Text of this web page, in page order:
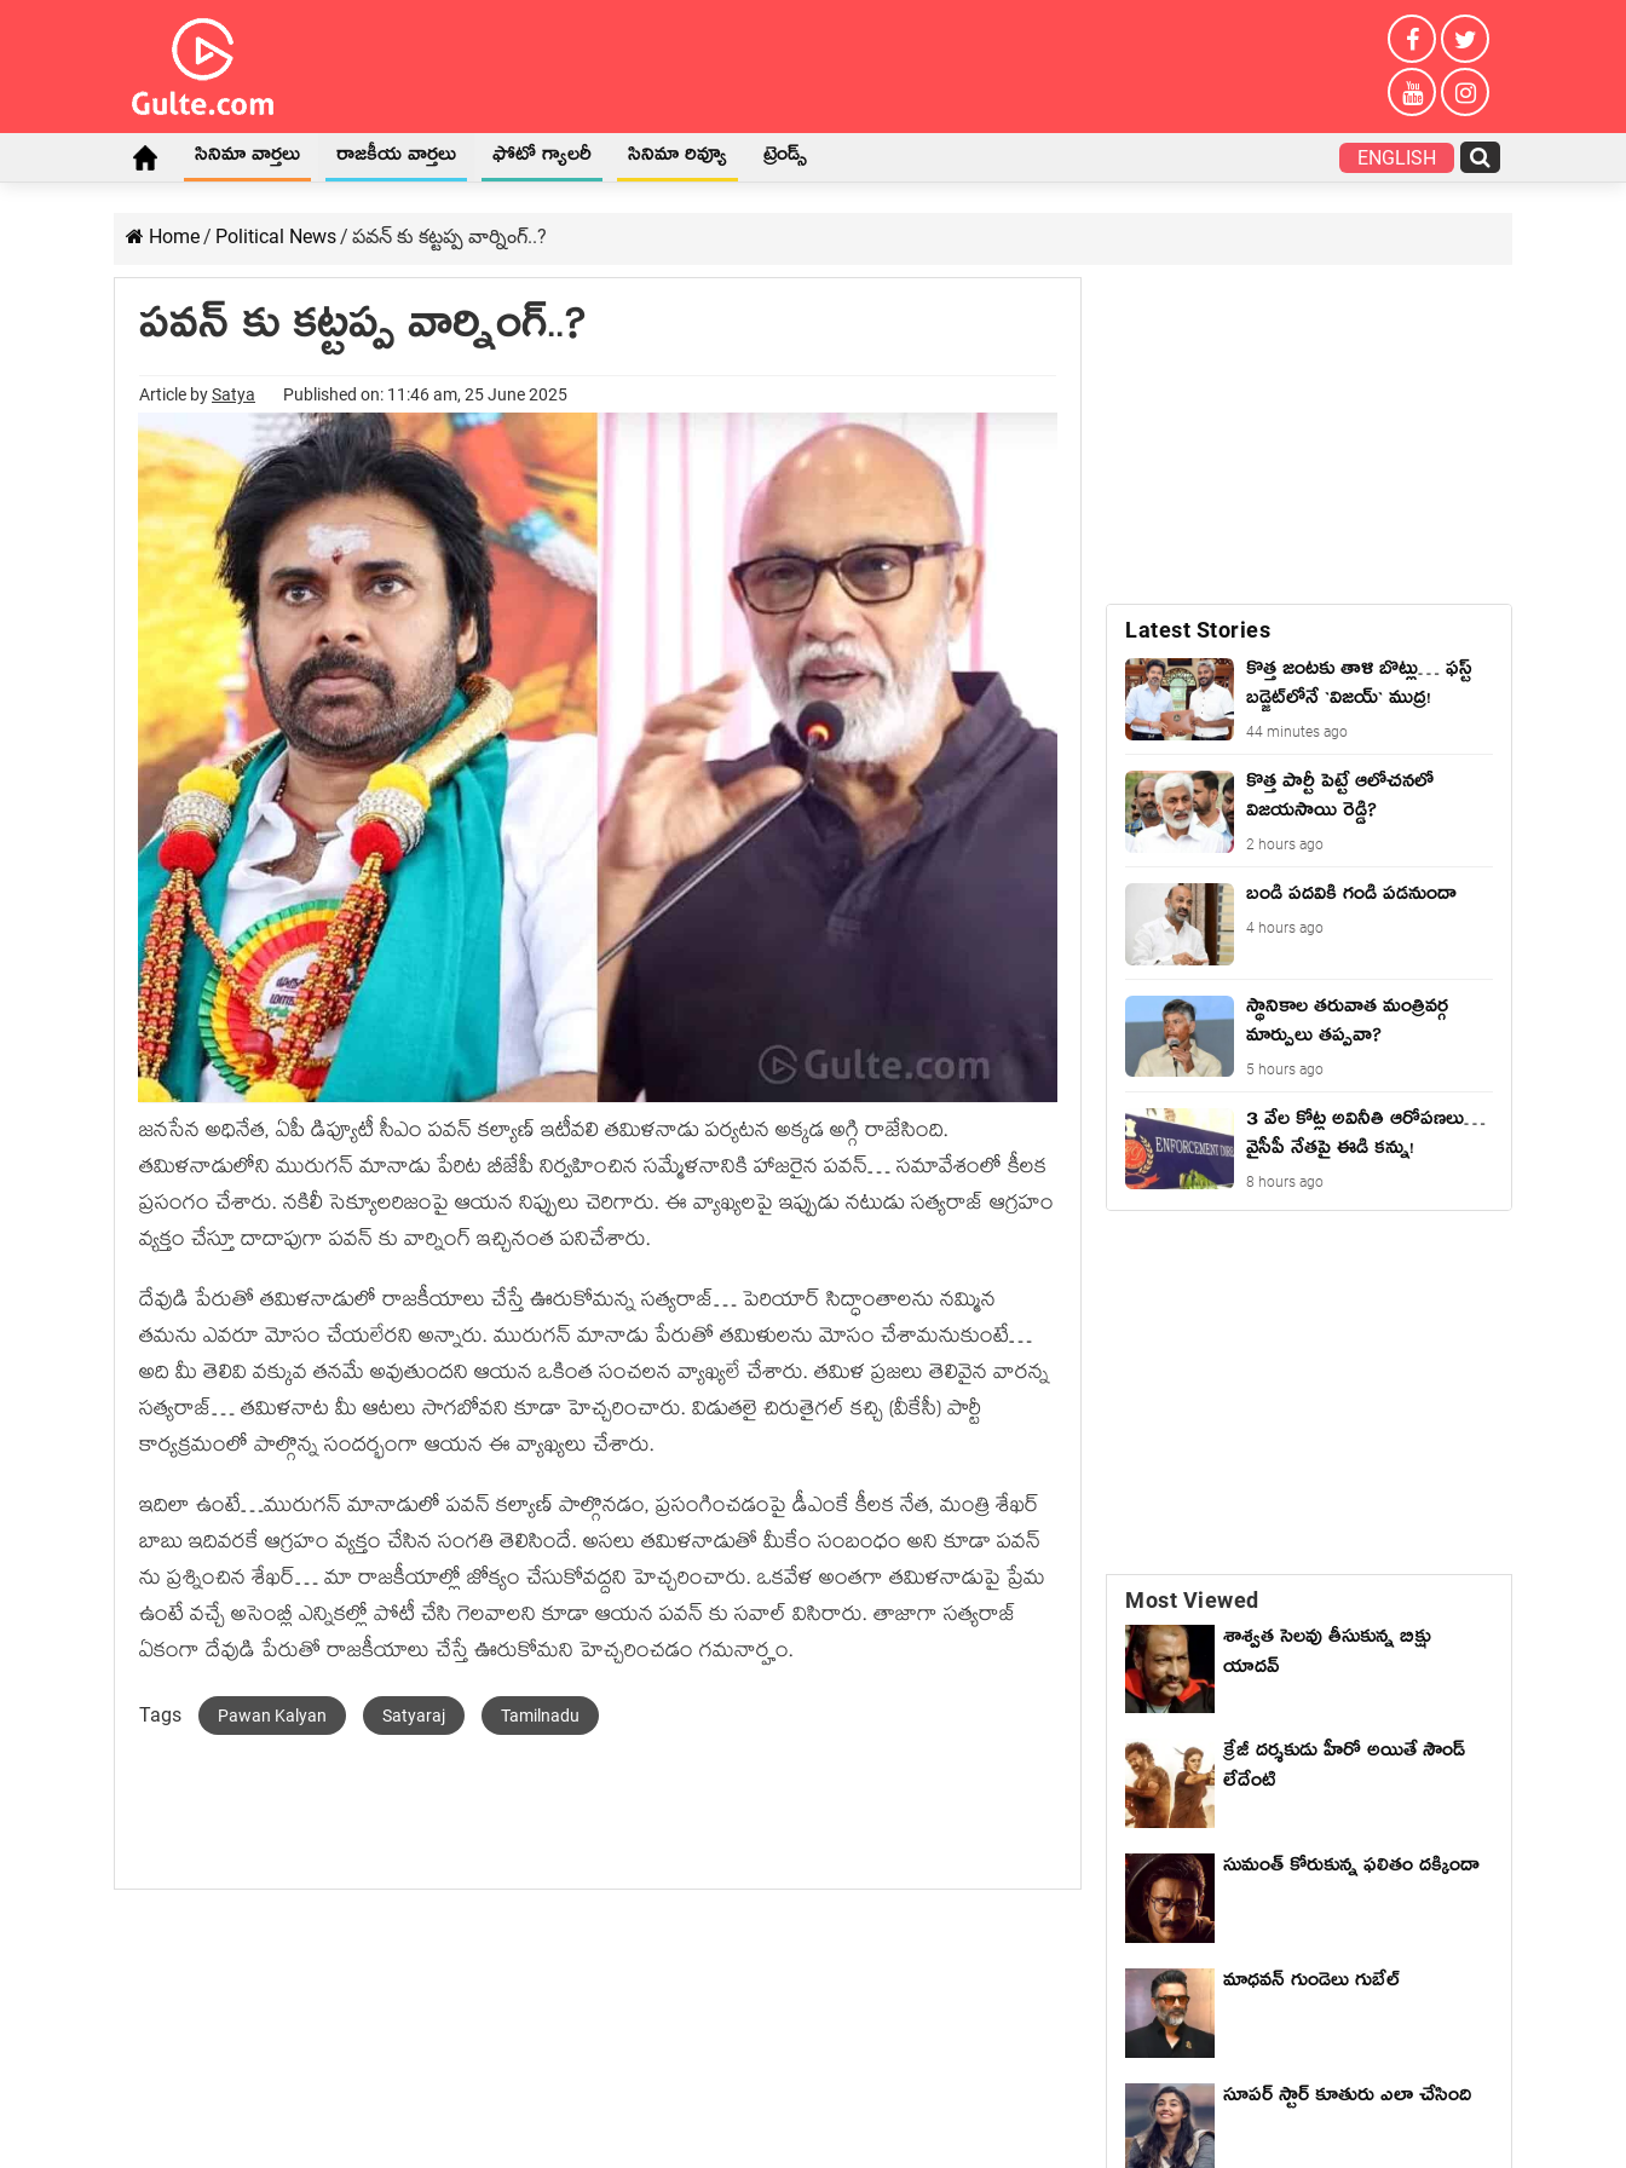
సినిమా వార్తలు రాజకీయ వార్తలు ఫోటో గ్యాలరీ సినిమా రివ్యూ ట్రెండ్స్ ENGLISH
Home/ Political News/ పవన్ కు కట్టప్ప వార్నింగ్..?
పవన్ కు కట్టప్ప వార్నింగ్..?
Article bySatya Published on: 11:46 am, 25 June 2025
జనసేన అధినేత, ఏపీ డిప్యూటీ సీఎం పవన్ కల్యాణ్ ఇటీవలి తమిళనాడు పర్యటన అక్కడ అగ్గి రాజేసింది.
తమిళనాడులోని మురుగన్ మానాడు పేరిట బీజేపీ నిర్వహించిన సమ్మేళనానికి హాజరైన పవన్… సమావేశంలో కీలక
ప్రసంగం చేశారు. నకిలీ సెక్యూలరిజంపై ఆయన నిప్పులు చెరిగారు. ఈ వ్యాఖ్యలపై ఇప్పుడు నటుడు సత్యరాజ్ ఆగ్రహం
వ్యక్తం చేస్తూ దాదాపుగా పవన్ కు వార్నింగ్ ఇచ్చినంత పనిచేశారు.
దేవుడి పేరుతో తమిళనాడులో రాజకీయాలు చేస్తే ఊరుకోమన్న సత్యరాజ్… పెరియార్ సిద్ధాంతాలను నమ్మిన
తమను ఎవరూ మోసం చేయలేరని అన్నారు. మురుగన్ మానాడు పేరుతో తమిళులను మోసం చేశామనుకుంటే…
అది మీ తెలివి వక్కువ తనమే అవుతుందని ఆయన ఒకింత సంచలన వ్యాఖ్యలే చేశారు. తమిళ ప్రజలు తెలివైన వారన్న
సత్యరాజ్… తమిళనాట మీ ఆటలు సాగబోవని కూడా హెచ్చరించారు. విడుతలై చిరుతైగల్ కచ్చి (వీకేసీ) పార్టీ
కార్యక్రమంలో పాల్గొన్న సందర్భంగా ఆయన ఈ వ్యాఖ్యలు చేశారు.
ఇదిలా ఉంటే…మురుగన్ మానాడులో పవన్ కల్యాణ్ పాల్గొనడం, ప్రసంగించడంపై డీఎంకే కీలక నేత, మంత్రి శేఖర్
బాబు ఇదివరకే ఆగ్రహం వ్యక్తం చేసిన సంగతి తెలిసిందే. అసలు తమిళనాడుతో మీకేం సంబంధం అని కూడా పవన్
ను ప్రశ్నించిన శేఖర్… మా రాజకీయాల్లో జోక్యం చేసుకోవద్దని హెచ్చరించారు. ఒకవేళ అంతగా తమిళనాడుపై ప్రేమ
ఉంటే వచ్చే అసెంబ్లీ ఎన్నికల్లో పోటీ చేసి గెలవాలని కూడా ఆయన పవన్ కు సవాల్ విసిరారు. తాజాగా సత్యరాజ్
ఏకంగా దేవుడి పేరుతో రాజకీయాలు చేస్తే ఊరుకోమని హెచ్చరించడం గమనార్హం.
Tags Pawan Kalyan Satyaraj Tamilnadu
Latest Stories
కొత్త జంట‌కు తాళి బొట్లు… ఫ‌స్ట్
బ‌డ్జెట్‌లోనే `విజ‌య్` ముద్ర‌!
44 minutes ago
కొత్త పార్టీ పెట్టే ఆలోచనలో
విజయసాయి రెడ్డి?
2 hours ago
బండి పదవికి గండి పడనుందా
4 hours ago
స్థానికాల తరువాత మంత్రివర్గ
మార్పులు తప్పవా?
5 hours ago
3 వేల కోట్ల అవినీతి ఆరోపణలు…
వైసీపీ నేతపై ఈడి కన్ను!
8 hours ago
Most Viewed
శాశ్వత సెలవు తీసుకున్న బిక్షు
యాదవ్
క్రేజీ దర్శకుడు హీరో అయితే సౌండ్
లేదేంటి
సుమంత్ కోరుకున్న ఫలితం దక్కిందా
మాధ‌వ‌న్ గుండెలు గుబేల్‌
సూపర్ స్టార్ కూతురు ఎలా చేసింది